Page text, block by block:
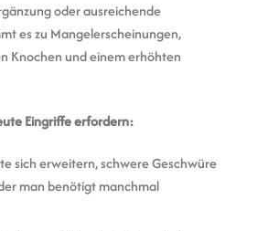
oder ausreichende
es zu Mangelerscheinungen,
Knochen und einem erhöhten
Eingriffe erfordern:
sich erweitern, schwere Geschwüre
man benötigt manchmal